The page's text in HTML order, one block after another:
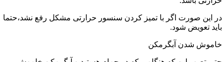
در این صورت اگر با تمیز کردن سنسور حرارتی مشکل رفع نشد،حتما
باید تعویض شود.
خاموش شدن آبگرمکن